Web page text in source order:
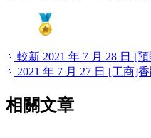
較新 2021 年 7 月 28 日 [
2021 年 7 月 27 日 [工商]
相關文章